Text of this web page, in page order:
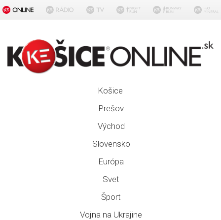
Košice
Prešov
Východ
Slovensko
Európa
Svet
Šport
Vojna na Ukrajine